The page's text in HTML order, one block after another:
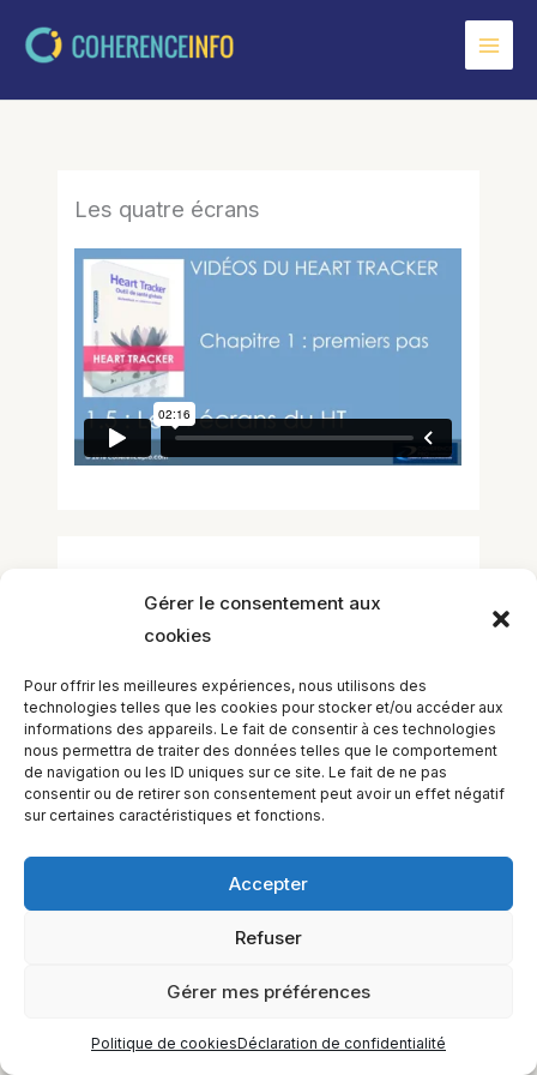
Gérer le consentement aux
cookies
Pour offrir les meilleures expériences, nous utilisons des
technologies telles que les cookies pour stocker et/ou accéder aux
informations des appareils. Le fait de consentir à ces technologies
nous permettra de traiter des données telles que le comportement
de navigation ou les ID uniques sur ce site. Le fait de ne pas
consentir ou de retirer son consentement peut avoir un effet négatif
sur certaines caractéristiques et fonctions.
Accepter
Refuser
Gérer mes préférences
Politique de cookiesDéclaration de confidentialité
Les quatre écrans
Vous devez vous connecterpour publier
un commentaire.
H1Y 2J9 Canada